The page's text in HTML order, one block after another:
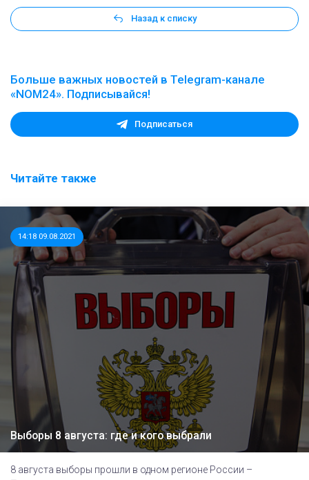
Назад к списку
Больше важных новостей в Telegram-канале
«NOM24». Подписывайся!
Подписаться
Читайте также
14:18 09.08.2021
Выборы 8 августа: где и кого выбрали
8 августа выборы прошли в одном регионе России –